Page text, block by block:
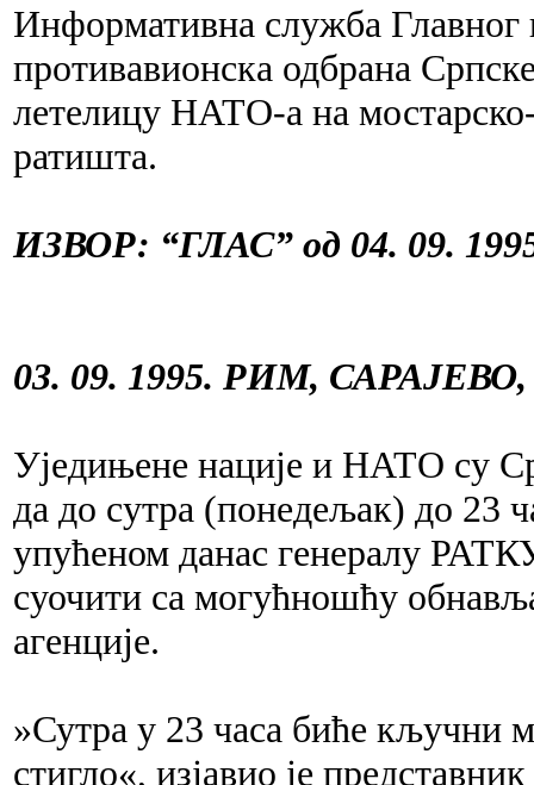
Информативна служба Главног
противавионска одбрана
летелицу НАТО-а на
ратишта.
ИЗВОР: “ГЛАС” од 04. 09.
03. 09. 1995. РИМ,
Уједињене нације и НАТО су
да до сутра (понедељак) до 23
упућеном данас генералу
суочити са могућношћу
агенције.
»Сутра у 23 часа биће кључни
стигло«, изјавио је